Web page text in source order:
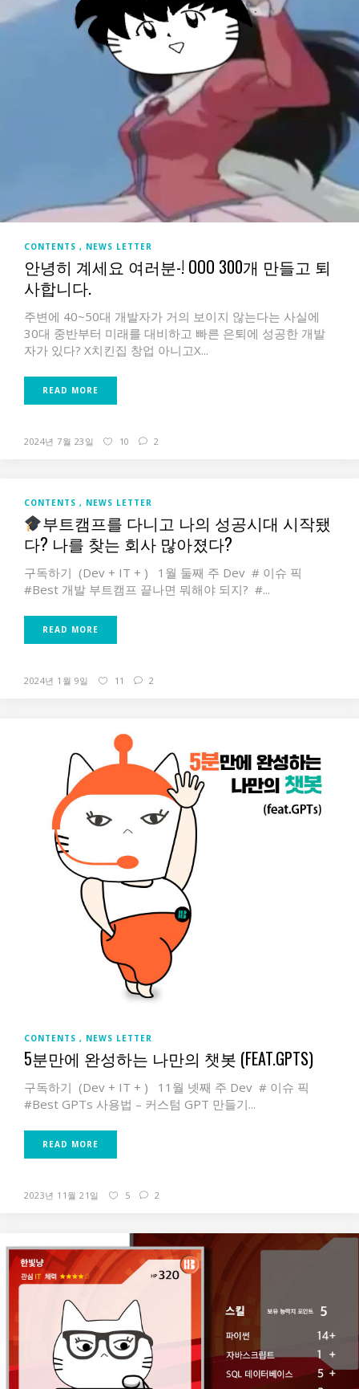
CONTENTS NEWS LETTER
안녕히 계세요 여러분-! OOO 300개 만들고 퇴
사합니다.
주변에 40~50대 개발자가 거의 보이지 않는다는 사실에
30대 중반부터 미래를 대비하고 빠른 은퇴에 성공한 개발
자가 있다? X치킨집 창업 아니고X...
READ MORE
2024년 7월 23일 10 2
CONTENTS NEWS LETTER
부트캠프를 다니고 나의 성공시대 시작됐
다? 나를 찾는 회사 많아졌다?
구독하기 (Dev + IT + ) 1월 둘째 주 Dev # 이슈 픽
#Best 개발 부트캠프 끝나면 뭐해야 되지? #...
READ MORE
2024년 1월 9일 11 2
CONTENTS NEWS LETTER
5분만에 완성하는 나만의 챗봇 (FEAT.GPTS)
구독하기 (Dev + IT + ) 11월 넷째 주 Dev # 이슈 픽
#Best GPTs 사용법 – 커스텀 GPT 만들기...
READ MORE
2023년 11월 21일 5 2